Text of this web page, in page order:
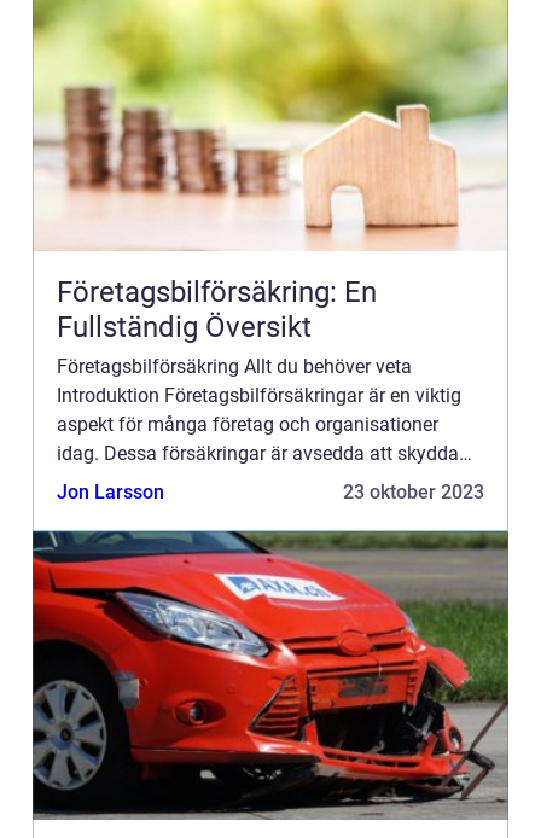
Företagsbilförsäkring: En
Fullständig Översikt
Företagsbilförsäkring Allt du behöver veta
Introduktion Företagsbilförsäkringar är en viktig
aspekt för många företag och organisationer
idag. Dessa försäkringar är avsedda att skydda
både företaget och dess anställda i händelse av
Jon Larsson 23 oktober 2023